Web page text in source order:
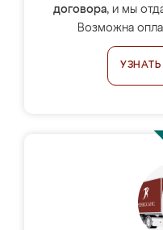
договора, и мы
Возможна